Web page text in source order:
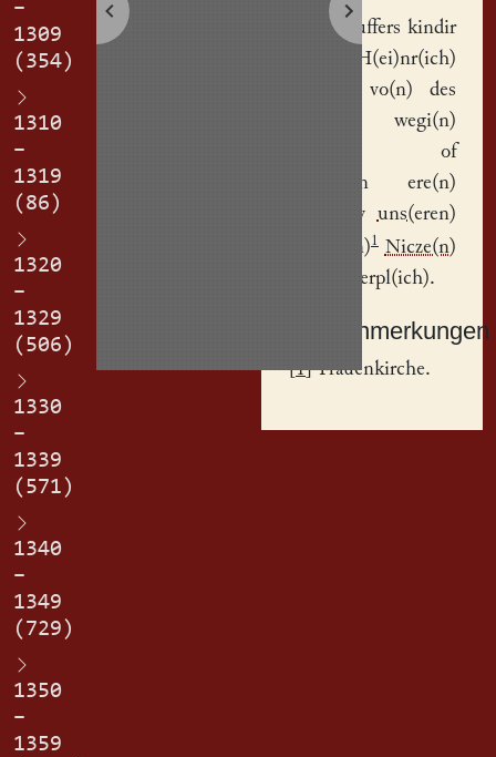
–
1309
(354)
1310
–
1319
(86)
1320
–
1329
(506)
1330
–
1339
(571)
1340
–
1349
(729)
1350
–
1359
Petir Louffers kindir
H(ei)nr(ich)
vo(n) des
wegi(n)
hab(e)n of
gegeb(e)n ere(n)
byuns(eren)
vrouwe(n)1 Nicze(n)
erpl(ich).
Sachanmerkungen
[1] Frauenkirche.